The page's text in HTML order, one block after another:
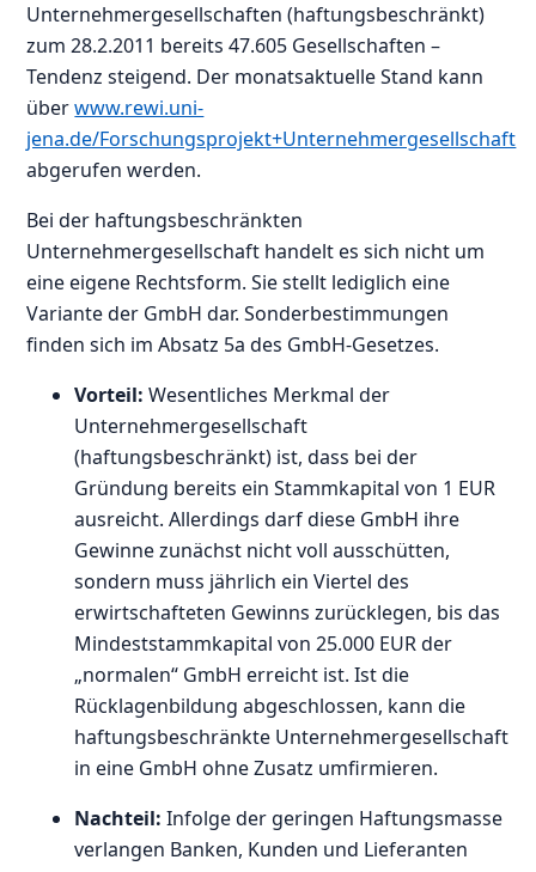
Unternehmergesellschaften (haftungsbeschränkt)
zum 28.2.2011 bereits 47.605 Gesellschaften –
Tendenz steigend. Der monatsaktuelle Stand kann
überwww.rewi.uni-
jena.de/Forschungsprojekt+Unternehmergesellschaft
abgerufen werden.
Bei der haftungsbeschränkten
Unternehmergesellschaft handelt es sich nicht um
eine eigene Rechtsform. Sie stellt lediglich eine
Variante der GmbH dar. Sonderbestimmungen
finden sich im Absatz 5a des GmbH-Gesetzes.
Vorteil:Wesentliches Merkmal der
Unternehmergesellschaft
(haftungsbeschränkt) ist, dass bei der
Gründung bereits ein Stammkapital von 1 EUR
ausreicht. Allerdings darf diese GmbH ihre
Gewinne zunächst nicht voll ausschütten,
sondern muss jährlich ein Viertel des
erwirtschafteten Gewinns zurücklegen, bis das
Mindeststammkapital von 25.000 EUR der
„normalen“ GmbH erreicht ist. Ist die
Rücklagenbildung abgeschlossen, kann die
haftungsbeschränkte Unternehmergesellschaft
in eine GmbH ohne Zusatz umfirmieren.
Nachteil: Infolge der geringen Haftungsmasse
verlangen Banken, Kunden und Lieferanten